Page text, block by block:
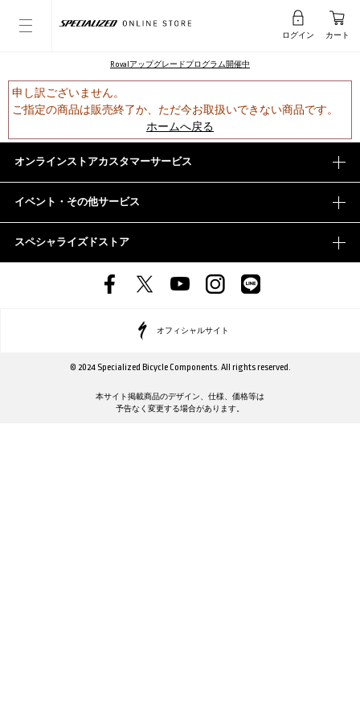
ログイン カート
Rovalアップグレードプログラム開催中
申し訳ございません。
ご指定の商品は販売終了か、ただ今お取扱いできない商品です。
ホームへ戻る
オンラインストアカスタマーサービス
イベント・その他サービス
スペシャライズドストア
オフィシャルサイト
© 2024 Specialized Bicycle Components. All rights reserved.
本サイト掲載商品のデザイン、仕様、価格等は
予告なく変更する場合があります。